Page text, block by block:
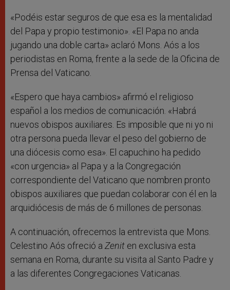
«Podéis estar seguros de que esa es la mentalidad
del Papa y propio testimonio». «El Papa no anda
jugando una doble carta» aclaró Mons. Aós a los
periodistas en Roma, frente a la sede de la Oficina de
Prensa del Vaticano.
«Espero que haya cambios» afirmó el religioso
español a los medios de comunicación. «Habrá
nuevos obispos auxiliares. Es imposible que ni yo ni
otra persona pueda llevar el peso del gobierno de
una diócesis como esa». El capuchino ha pedido
«con urgencia» al Papa y a la Congregación
correspondiente del Vaticano que nombren pronto
obispos auxiliares que puedan colaborar con él en la
arquidiócesis de más de 6 millones de personas.
A continuación, ofrecemos la entrevista que Mons.
Celestino Aós ofreció a Zenit en exclusiva esta
semana en Roma, durante su visita al Santo Padre y
a las diferentes Congregaciones Vaticanas.